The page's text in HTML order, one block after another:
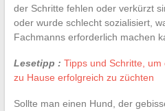
der Schritte fehlen oder verkürzt
oder wurde schlecht sozialisiert,
Fachmanns erforderlich machen
Lesetipp : Tipps und Schritte,
zu Hause erfolgreich zu züchten
Sollte man einen Hund, der